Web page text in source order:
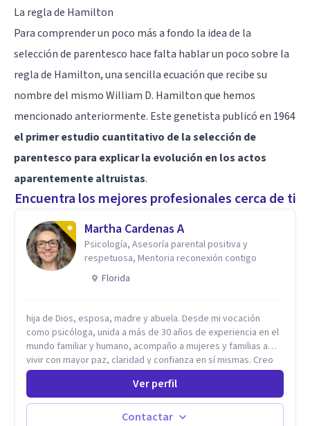
La regla de Hamilton
Para comprender un poco más a fondo la idea de la
selección de parentesco hace falta hablar un poco sobre la
regla de Hamilton, una sencilla ecuación que recibe su
nombre del mismo William D. Hamilton que hemos
mencionado anteriormente. Este genetista publicó en 1964
el primer estudio cuantitativo de la selección de
parentesco para explicar la evolución en los actos
aparentemente altruistas.
Encuentra los mejores profesionales cerca de ti
Martha Cardenas A
Psicología, Asesoría parental positiva y
respetuosa, Mentoria reconexión contigo
Florida
hija de Dios, esposa, madre y abuela. Desde mi vocación
como psicóloga, unida a más de 30 años de experiencia en el
mundo familiar y humano, acompaño a mujeres y familias a
vivir con mayor paz, claridad y confianza en sí mismas. Creo
profundamente que la vida está hecha de etapas, y que cada
ciclo —personal, emocional, espiritual y familiar— trae
oportunidades de crecimiento. Por eso utilizo una
combinación de psicología positiva, enfoque humanista,
Ver perfil
Contactar